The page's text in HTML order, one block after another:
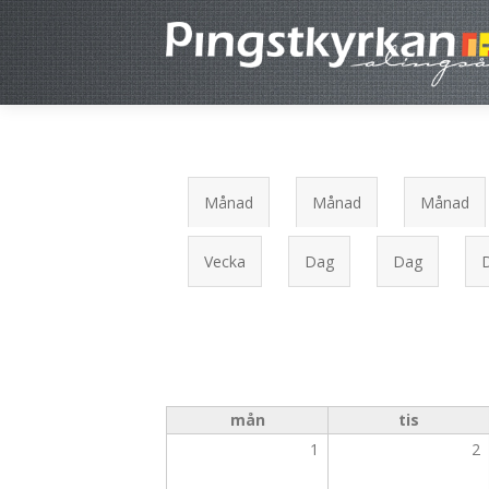
Primära flikar
Månad
flik)
Månad
flik)
Månad
flik)
Vecka Dag Dag
mån tis
1
2